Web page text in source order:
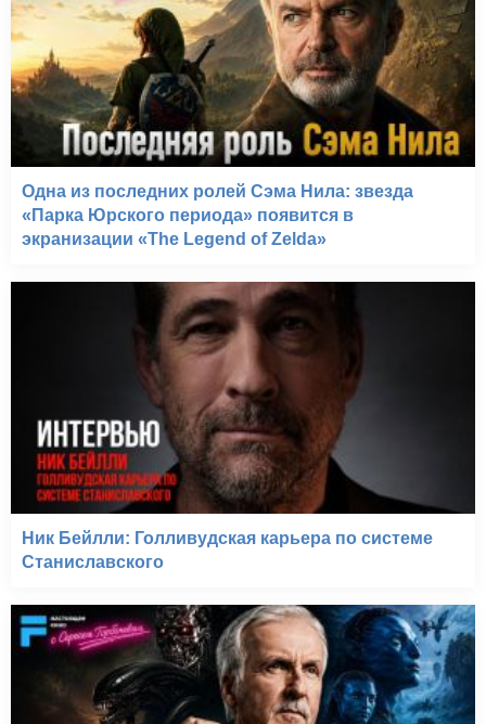
Одна из последних ролей Сэма Нила: звезда
«Парка Юрского периода» появится в
экранизации «The Legend of Zelda»
Ник Бейлли: Голливудская карьера по системе
Станиславского